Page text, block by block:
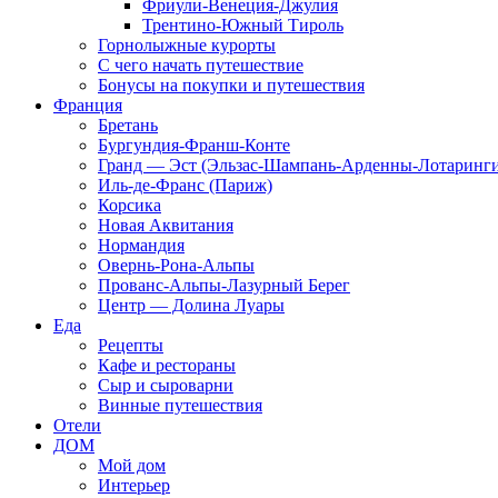
Фриули-Венеция-Джулия
Трентино-Южный Тироль
Горнолыжные курорты
С чего начать путешествие
Бонусы на покупки и путешествия
Франция
Бретань
Бургундия-Франш-Конте
Гранд — Эст (Эльзас-Шампань-Арденны-
Иль-де-Франс (Париж)
Корсика
Новая Аквитания
Нормандия
Овернь-Рона-Альпы
Прованс-Альпы-Лазурный Берег
Центр — Долина Луары
Еда
Рецепты
Кафе и рестораны
Сыр и сыроварни
Винные путешествия
Отели
ДОМ
Мой дом
Интерьер